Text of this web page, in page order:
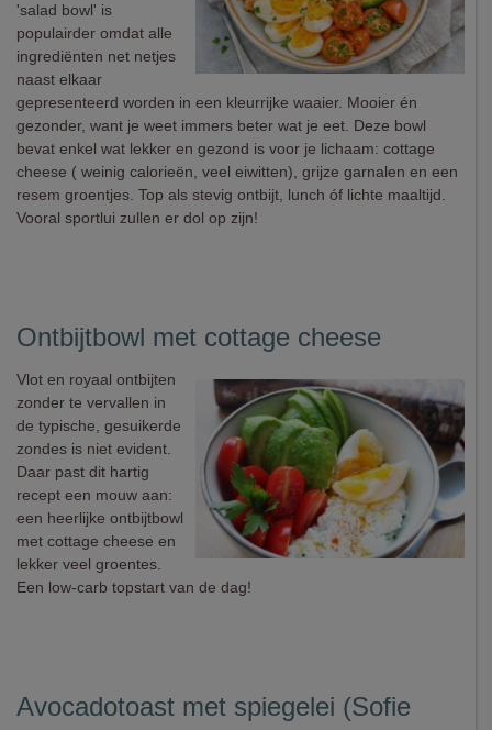
'salad bowl' is
populairder omdat alle
ingrediënten net netjes
naast elkaar
gepresenteerd worden in een kleurrijke waaier. Mooier én
gezonder, want je weet immers beter wat je eet. Deze bowl
bevat enkel wat lekker en gezond is voor je lichaam: cottage
cheese ( weinig calorieën, veel eiwitten), grijze garnalen en een
resem groentjes. Top als stevig ontbijt, lunch óf lichte maaltijd.
Vooral sportlui zullen er dol op zijn!
Ontbijtbowl met cottage cheese
Vlot en royaal ontbijten
zonder te vervallen in
de typische, gesuikerde
zondes is niet evident.
Daar past dit hartig
recept een mouw aan:
een heerlijke ontbijtbowl
met cottage cheese en
lekker veel groentes.
Een low-carb topstart van de dag!
Avocadotoast met spiegelei (Sofie